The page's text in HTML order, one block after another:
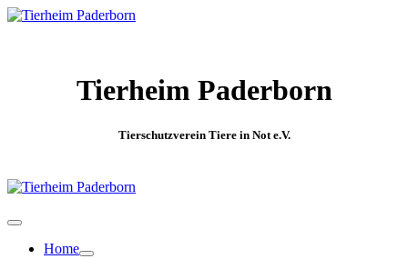
Tierheim Paderborn
Tierschutzverein Tiere in Not e.V.
Home